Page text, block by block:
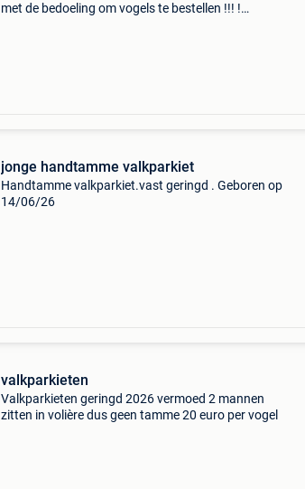
met de bedoeling om vogels te bestellen !!! !
jonge handtamme valkparkiet
Handtamme valkparkiet.vast geringd . Geboren op
14/06/26
valkparkieten
Valkparkieten geringd 2026 vermoed 2 mannen
zitten in volière dus geen tamme 20 euro per vogel